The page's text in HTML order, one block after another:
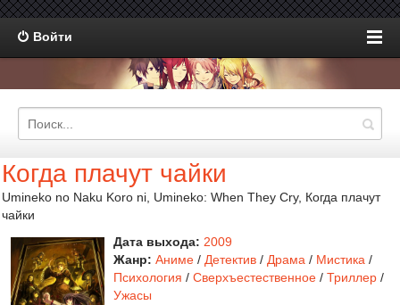
Войти
Когда плачут чайки
Umineko no Naku Koro ni, Umineko: When They Cry, Когда плачут
чайки
Дата выхода: 2009
Жанр: Аниме / Детектив / Драма / Мистика /
Психология / Сверхъестественное / Триллер /
Ужасы